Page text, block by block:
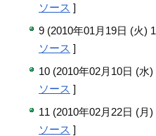
ソース ]
9 (2010年01月19日 (火)
ソース ]
10 (2010年02月10日 (水)
ソース ]
11 (2010年02月22日 (月)
ソース ]